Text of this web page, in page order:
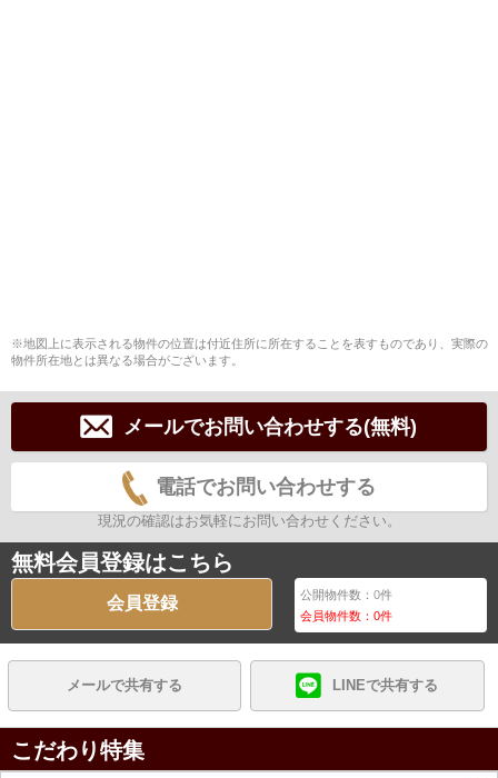
※地図上に表示される物件の位置は付近住所に所在することを表すものであり、実際の
物件所在地とは異なる場合がございます。
メールでお問い合わせする(無料)
電話でお問い合わせする
現況の確認はお気軽にお問い合わせください。
無料会員登録はこちら
会員登録 公開物件数：0件
会員物件数：0件
メールで共有する LINEで共有する
こだわり特集